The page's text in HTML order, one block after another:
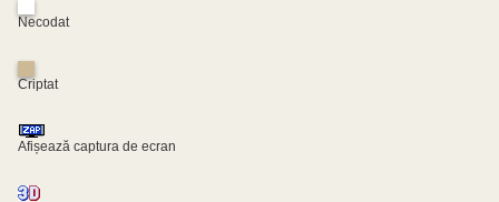
Necodat
Criptat
Afișează captura de ecran